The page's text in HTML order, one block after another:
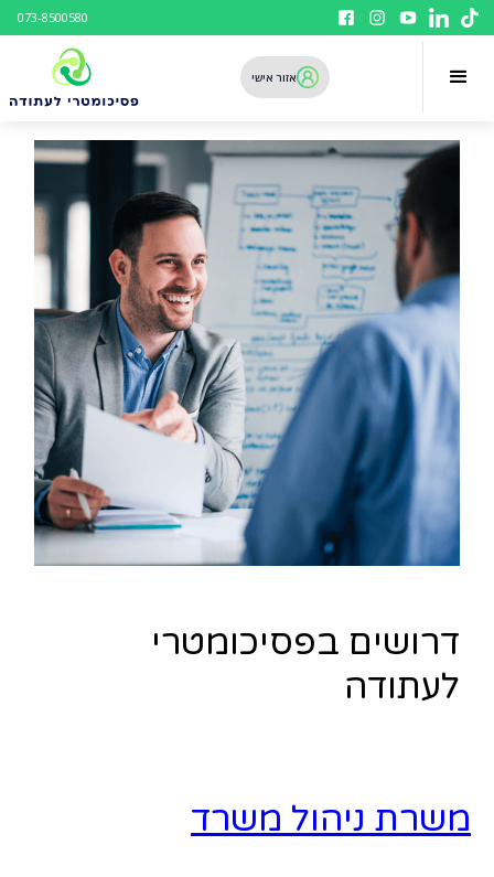
073-8500580
אזור אישי
דרושים בפסיכומטרי
לעתודה
משרת ניהול משרד